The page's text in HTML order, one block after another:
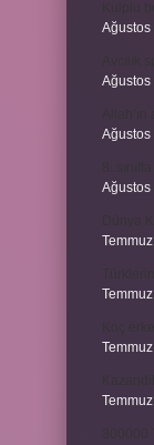
Ağustos
Ağustos
Ağustos
Ağustos